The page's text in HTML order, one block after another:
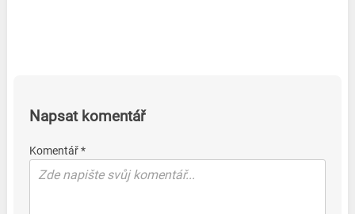
Napsat komentář
Komentář *